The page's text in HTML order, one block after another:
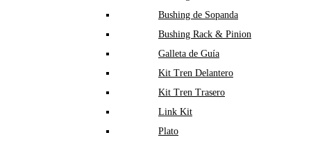
Bushing de Sopanda
Bushing Rack & Pinion
Galleta de Guía
Kit Tren Delantero
Kit Tren Trasero
Link Kit
Plato